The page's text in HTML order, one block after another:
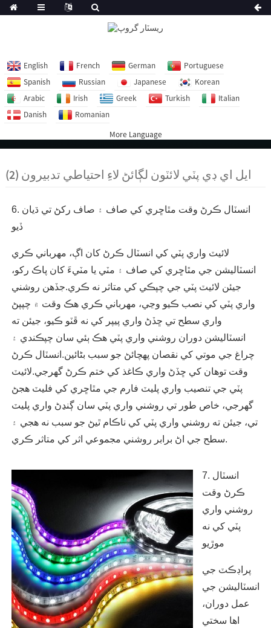
English French German
Portuguese
Spanish
Russian Japanese
Korean
Arabic
Irish Greek Turkish
Italian
Danish
Romanian
More Language
ايل اي ڊي پٽي لائٽون لڳائڻ لاءِ احتياطي تدبيرون (2)
6. انسٽال ڪرڻ وقت مٿاڇري کي صاف ۽ صاف رکڻ تي ڌيان
ڏيو
لائيٽ واري پٽي کي انسٽال ڪرڻ کان اڳ، مھرباني ڪري
انسٽاليشن جي مٿاڇري کي صاف ۽ مٽي يا مٽيءَ کان پاڪ رکو،
جيئن لائيٽ پٽي جي چپڪي کي متاثر نه ڪري.جڏهن روشني
واري پٽي کي نصب ڪيو وڃي، مهرباني ڪري هڪ وقت ۾ چپپڻ
واري سطح تي ڇڏڻ واري پيپر کي نه ڦٽو ڪيو، جيئن ته
انسٽاليشن دوران روشني واري پٽي هڪ ٻئي سان چپڪندي ۽
چراغ جي موتي کي نقصان پهچائڻ جو سبب بڻائين.انسٽال ڪرڻ
وقت توهان کي ڇڏڻ واري ڪاغذ کي ختم ڪرڻ گهرجي.لائيٽ
پٽي جي تنصيب واري پليٽ فارم جي مٿاڇري کي فليٽ هجڻ
گهرجي، خاص طور تي روشني واري پٽي سان ڳنڍڻ واري پليٽ
تي، جيئن ته روشني واري پٽي کي ناڪام ٿيڻ جو سبب نه هجي ۽
سطح جي اڻ برابر روشني مجموعي اثر کي متاثر ڪري.
7. انسٽال
ڪرڻ وقت
روشني واري
پٽي کي نه
موڙيو
پراڊڪٽ جي
انسٽاليشن جي
عمل دوران،
اها سختي